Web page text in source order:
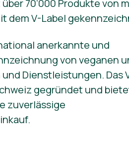
70’000 Produkte von
dem V-Label
anerkannte und
von veganen
Dienstleistungen. Das
gegründet und
zuverlässige